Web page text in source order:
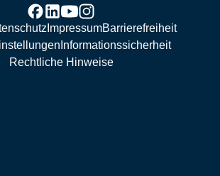
ImpressumBarrierefreiheit
Informationssicherheit
Rechtliche Hinweise